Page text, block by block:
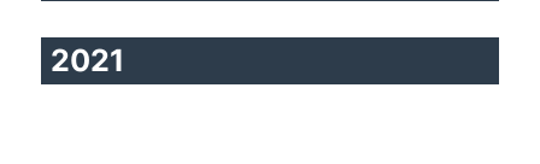
2021